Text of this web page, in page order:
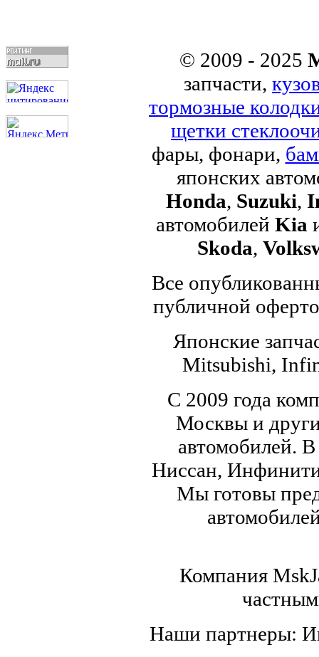
© 2009 - 2025
запчасти,
тормозные
щетки
фары, фонари,
японских
Honda, Suzuki,
автомобилей Kia
Skoda,
Все
публичной
Японские
Mitsubishi,
С 2009 года
Москвы и
автомобилей.
Ниссан,
Мы готовы
Компания
Наши партнеры: